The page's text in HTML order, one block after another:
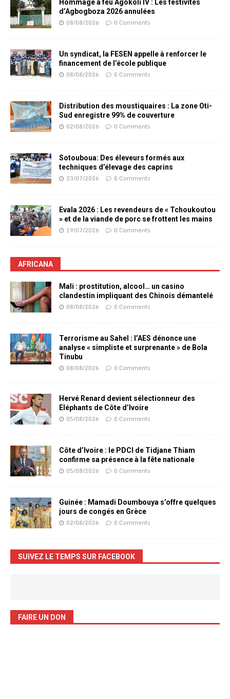
Hommage à feu Agokoli IV : Les festivités
d’Agbogboza 2026 annulées
08/08/2026 0 Comments
Un syndicat, la FESEN appelle à renforcer le
financement de l’école publique
08/08/2026 0 Comments
Distribution des moustiquaires : La zone Oti-
Sud enregistre 99% de couverture
02/08/2026 0 Comments
Sotouboua: Des éleveurs formés aux
techniques d’élevage des caprins
23/07/2026 0 Comments
Evala 2026 : Les revendeurs de « Tchoukoutou
» et de la viande de porc se frottent les mains
19/07/2026 0 Comments
AFRICANA
Mali : prostitution, alcool… un casino
clandestin impliquant des Chinois démantelé
08/08/2026 0 Comments
Terrorisme au Sahel : l’AES dénonce une
analyse « simpliste et surprenante » de Bola
Tinubu
08/08/2026 0 Comments
Hervé Renard devient sélectionneur des
Eléphants de Côte d’Ivoire
05/08/2026 0 Comments
Côte d’Ivoire : le PDCI de Tidjane Thiam
confirme sa présence à la fête nationale
05/08/2026 0 Comments
Guinée : Mamadi Doumbouya s’offre quelques
jours de congés en Grèce
02/08/2026 0 Comments
SUIVEZ LE TEMPS SUR FACEBOOK
FAIRE UN DON